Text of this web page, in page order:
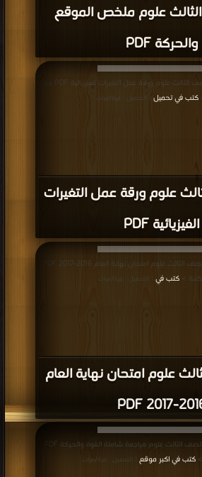
علوم ملخص الموقع
والحركة PDF
علوم ورقة عمل التغيرات
الفيزيائية PDF
كتب في تحميل | التحميل : مرة/مرات
علوم امتحان نهاية العام
2016-2017
>كتب في | التحميل : مرة/مرات
قراءة و تحميل كتاب كتاب الصف الثالث علوم مراجعة شاملة القوة والحركة PDF
>كتب في اكبر موقع | التحميل : مرة/مرات